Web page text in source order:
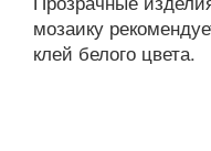
мозаику
клей белого цвета.